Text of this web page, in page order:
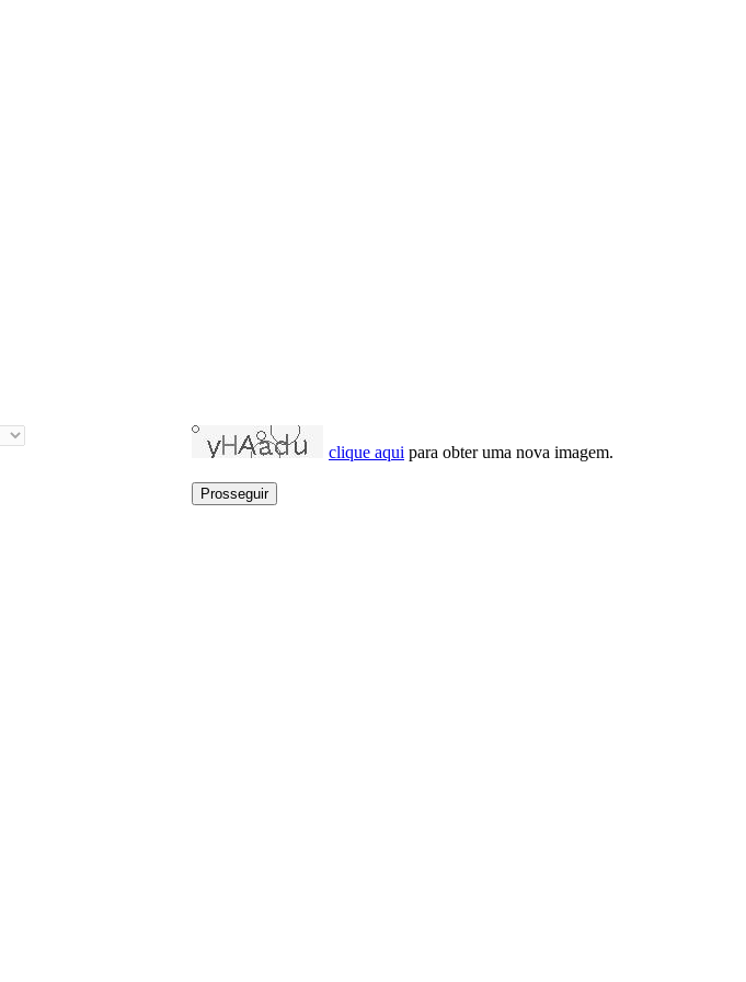
clique aqui para obter uma nova imagem.